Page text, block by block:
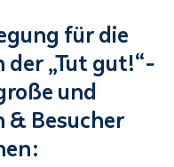
für die
der „Tut gut!“-
und
& Besucher